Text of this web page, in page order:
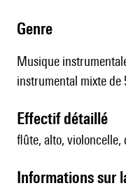
genre
Musique
instrumental mixte de
effectif détaillé
flûte, alto,
informations sur